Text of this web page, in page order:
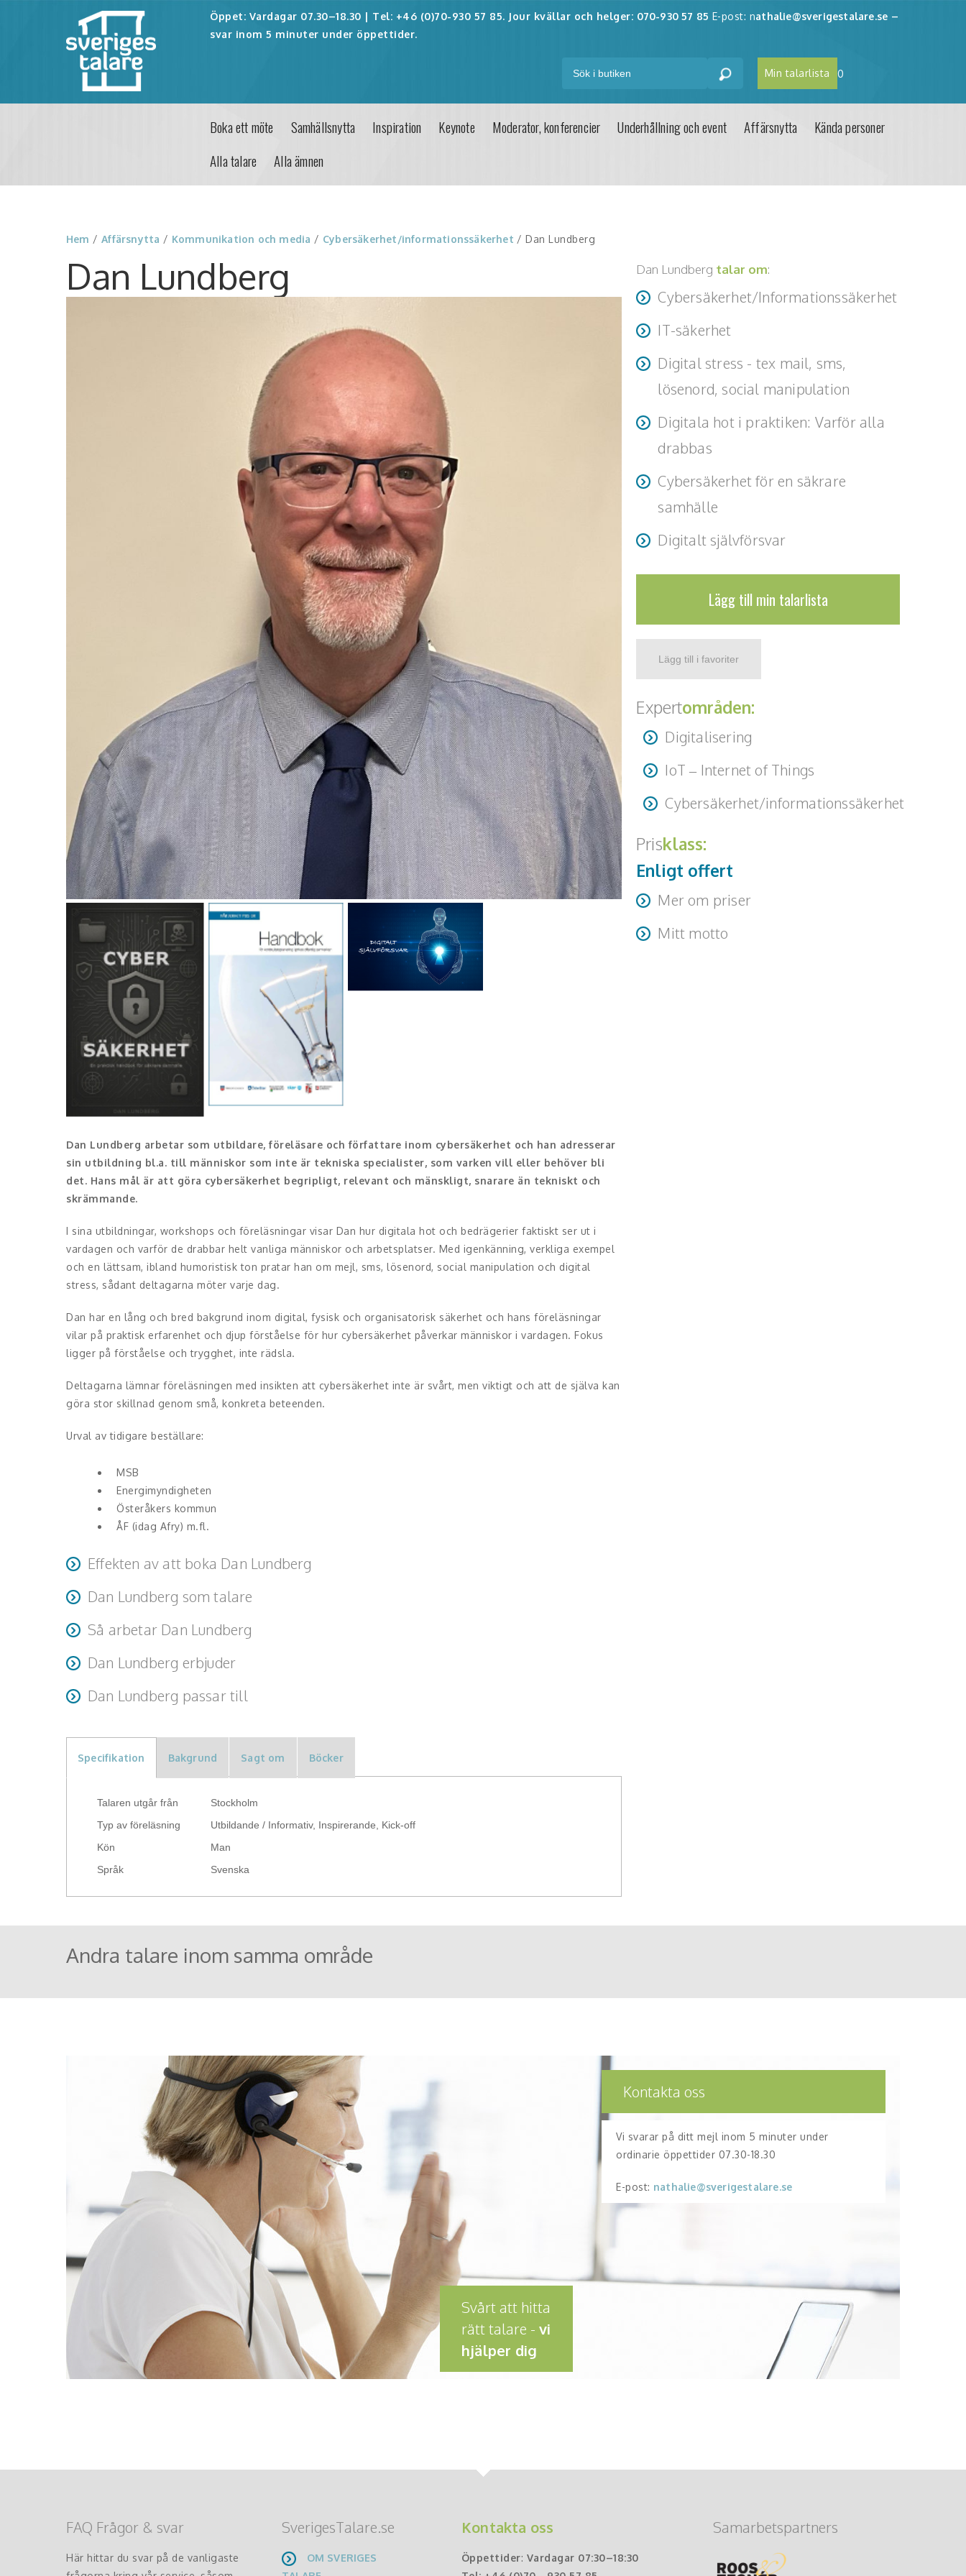
Öppet: Vardagar 07.30–18.30 | Tel: +46 (0)70-930 57 85. Jour kvällar och helger: 070-930 57 85 E-post: nathalie@sverigestalare.se –
svar inom 5 minuter under öppettider.
Min talarlista 0
Boka ett möte Samhällsnytta Inspiration Keynote Moderator, konferencier Underhållning och event Affärsnytta
Kända personer
Alla talare
Alla ämnen
Hem /Affärsnytta / Kommunikation och media / Cybersäkerhet/informationssäkerhet / Dan Lundberg
Dan Lundberg
Dan Lundberg arbetar som utbildare, föreläsare och författare inom cybersäkerhet och han adresserar
sin utbildning bl.a. till människor som inte är tekniska specialister, som varken vill eller behöver bli
det. Hans mål är att göra cybersäkerhet begripligt, relevant och mänskligt, snarare än tekniskt och
skrämmande.
I sina utbildningar, workshops och föreläsningar visar Dan hur digitala hot och bedrägerier faktiskt ser ut i
vardagen och varför de drabbar helt vanliga människor och arbetsplatser. Med igenkänning, verkliga exempel
och en lättsam, ibland humoristisk ton pratar han om mejl, sms, lösenord, social manipulation och digital
stress, sådant deltagarna möter varje dag.
Dan har en lång och bred bakgrund inom digital, fysisk och organisatorisk säkerhet och hans föreläsningar
vilar på praktisk erfarenhet och djup förståelse för hur cybersäkerhet påverkar människor i vardagen. Fokus
ligger på förståelse och trygghet, inte rädsla.
Deltagarna lämnar föreläsningen med insikten att cybersäkerhet inte är svårt, men viktigt och att de själva kan
göra stor skillnad genom små, konkreta beteenden.
Urval av tidigare beställare:
MSB
Energimyndigheten
Österåkers kommun
ÅF (idag Afry) m.fl.
Effekten av att boka Dan Lundberg
Åhörarna lämnar föreläsningen lugnare, klokare och mer medvetna och med konkreta insikter som går att
Dan Lundberg som talare
Lättsam, humoristisk, pedagogisk och kunnig inom cybersäkerhet i sin helhet.
Så arbetar Dan Lundberg
Dan arbetar nära uppdragsgivare och anpassar innehållet efter målgrupp, sammanhang och syfte.
Dan Lundberg erbjuder
Dan kan bokas för föreläsningar, inspirationsföredrag och workshops inom cybersäkerhet, anpassade efter
målgrupp och sammanhang.
Dan Lundberg passar till
krångel.
Specifikation
Bakgrund Sagt om Böcker
Talaren utgår från
Stockholm
Typ av föreläsning
Utbildande / Informativ, Inspirerande, Kick-off
Kön
Man
Språk
Svenska
Dan Lundberg talar om:
Cybersäkerhet/Informationssäkerhet
IT-säkerhet
Digital stress - tex mail, sms,
lösenord, social manipulation
Digitala hot i praktiken: Varför alla
drabbas
Cybersäkerhet för en säkrare
samhälle
Digitalt självförsvar
Lägg till min talarlista
Expertområden:
Digitalisering
IoT – Internet of Things
Cybersäkerhet/informationssäkerhet
Prisklass:
Enligt offert
Mer om priser
Resa, parkering och logi tillkommer vid behov.
Mitt motto
Andra talare inom samma område
Svårt att hitta
rätt talare - vi
hjälper dig
Kontakta oss
Vi svarar på ditt mejl inom 5 minuter under
ordinarie öppettider 07.30-18.30
E-post: nathalie@sverigestalare.se
FAQ Frågor & svar
Här hittar du svar på de vanligaste
SverigesTalare.se
OM SVERIGES
Kontakta oss
Öppettider: Vardagar 07:30–18:30
Samarbetspartners